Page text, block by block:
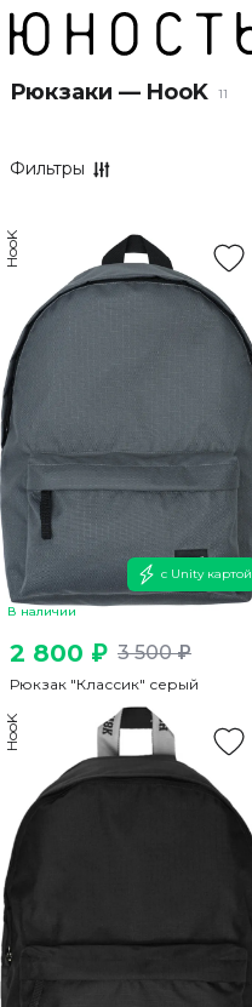
Рюкзаки — HooK 11
Фильтры
В наличии
HooK
с Unity картой
2 800 ₽ 3 500 ₽
Рюкзак "Классик" серый
HooK